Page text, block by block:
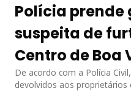
Polícia prende
suspeita de
Centro de Boa
De acordo com a Polícia
devolvidos aos proprietários